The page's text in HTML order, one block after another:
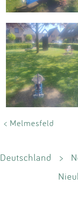
< Melmesfeld
Deutschland >